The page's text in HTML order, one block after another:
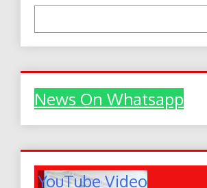
News On Whatsapp
YouTube Video